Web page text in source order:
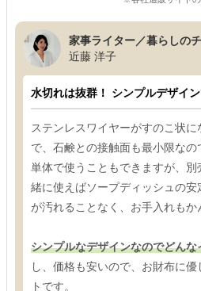
家事ライター／暮らしの
近藤 洋子
水切れは抜群！ シンプルデザイ
ステンレスワイヤーがすのこ状
で、石鹸との接触面も最小限なの
単体で使うこともできますが、
緒に使えばソープディッシュの
が汚れることなく、お手入れもか
シンプルなデザインなのでどん
し、価格も安いので、お財布に
トです。